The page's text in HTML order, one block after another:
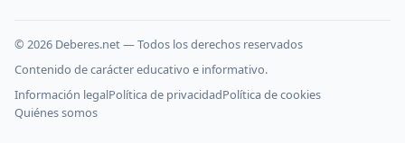
© 2026 Deberes.net — Todos los derechos reservados
Contenido de carácter educativo e informativo.
Información legalPolítica de privacidadPolítica de cookies
Quiénes somos